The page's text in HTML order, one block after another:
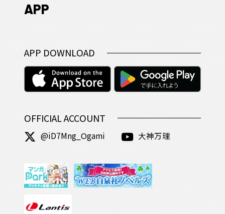
APP
APP DOWNLOAD
OFFICIAL ACCOUNT
@iD7Mng_Ogami 大神万理